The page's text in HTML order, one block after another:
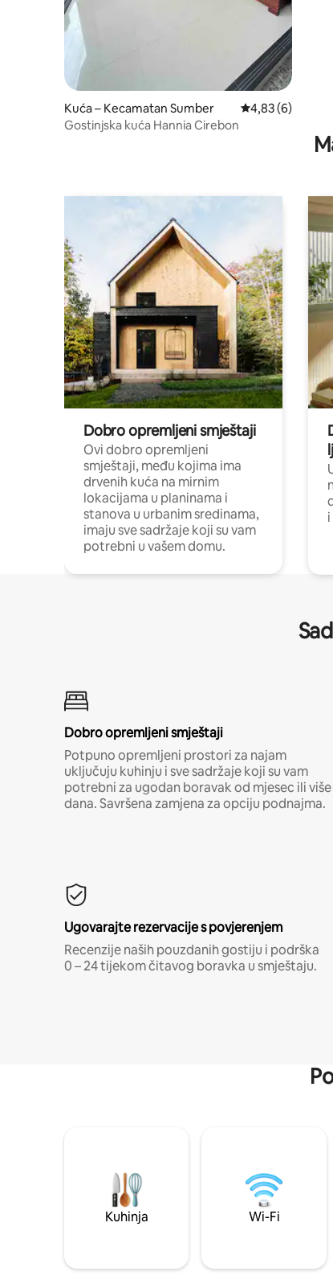
Kuća – Kecamatan Sumber Prosječna
4,83 (6)
Gostinjska kuća Hannia Cirebon
Dobro opremljeni smještaji
Ovi dobro opremljeni
smještaji, među kojima ima
drvenih kuća na mirnim
lokacijama u planinama i
stanova u urbanim sredinama,
imaju sve sadržaje koji su vam
potrebni u vašem domu.
Dobro opremljeni smještaji
Potpuno opremljeni prostori za najam
uključuju kuhinju i sve sadržaje koji su vam
potrebni za ugodan boravak od mjesec ili više
dana. Savršena zamjena za opciju podnajma.
Ugovarajte rezervacije s povjerenjem
Recenzije naših pouzdanih gostiju i podrška
0 – 24 tijekom čitavog boravka u smještaju.
Kuhinja Wi-Fi